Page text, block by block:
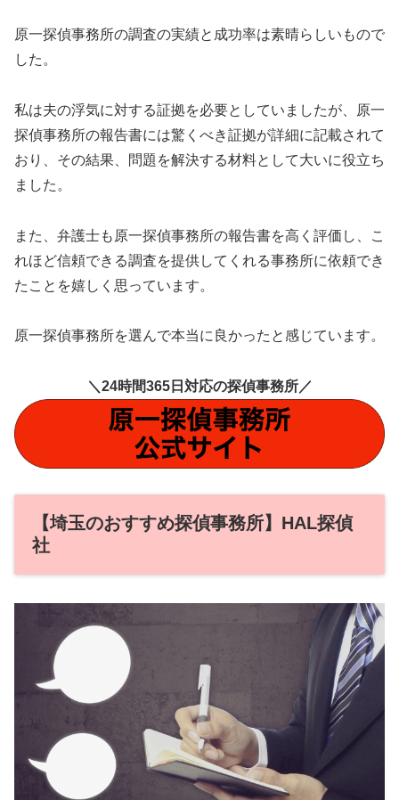
原一探偵事務所の調査の実績と成功率は素晴らしいもので
した。
私は夫の浮気に対する証拠を必要としていましたが、原一
探偵事務所の報告書には驚くべき証拠が詳細に記載されて
おり、その結果、問題を解決する材料として大いに役立ち
ました。
また、弁護士も原一探偵事務所の報告書を高く評価し、こ
れほど信頼できる調査を提供してくれる事務所に依頼でき
たことを嬉しく思っています。
原一探偵事務所を選んで本当に良かったと感じています。
＼24時間365日対応の探偵事務所／
【埼玉のおすすめ探偵事務所】HAL探偵
社